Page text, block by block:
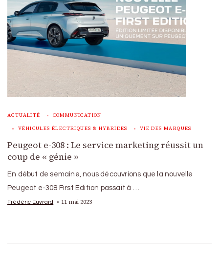
ACTUALITÉ COMMUNICATION
VÉHICULES ÉLECTRIQUES & HYBRIDES VIE DES MARQUES
Peugeot e-308 : Le service marketing réussit un
coup de « génie »
En début de semaine, nous découvrions que la nouvelle
Peugeot e-308 First Edition passait à …
Frédéric Euvrard 11 mai 2023